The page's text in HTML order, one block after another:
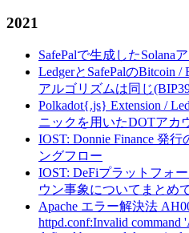
2021
SafePalで生成したSolana
LedgerとSafePalのBitcoin
アルゴリズムは同じ
Polkadot{.js} Extension /
ニックを用いたDOTアカ
IOST: Donnie Finance 発
ングフロー
IOST: DeFiプラットフォ
ウン事象についてまとめ
Apache エラー解決法
httpd.conf:Invalid command